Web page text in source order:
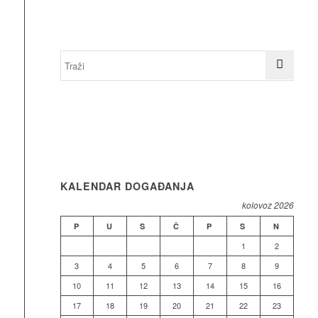
KALENDAR DOGAĐANJA
kolovoz 2026
P U S Č P S N
1
2
3
4 5 6 7 8
9
10
11 12 13 14 15
16
17
18 19 20 21 22
23